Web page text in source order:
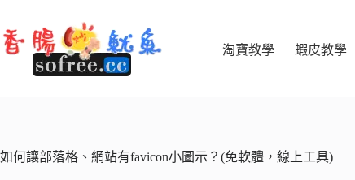
至
主
淘寶教學 蝦皮教學
如何讓部落格、網站有favicon小圖示？(免軟體，線上工具)